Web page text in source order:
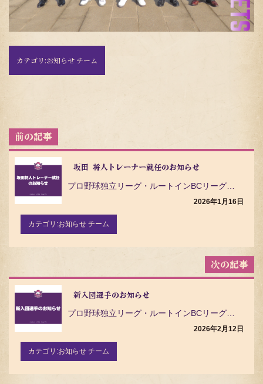
カテゴリ:お知らせ チーム
投
稿
ナ
ビ
ゲ
坂田 将人トレーナー就任のお知らせ
2026年1月16日
カテゴリ:お知らせ チーム
新入団選手のお知らせ
2026年2月12日
カテゴリ:お知らせ チーム